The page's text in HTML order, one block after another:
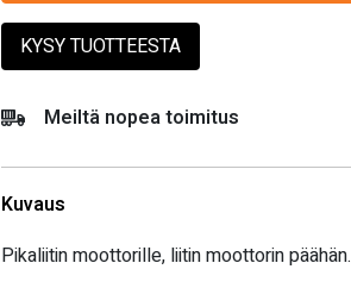
KYSY TUOTTEESTA
Meiltä nopea toimitus
Kuvaus
Pikaliitin moottorille, liitin moottorin päähän.